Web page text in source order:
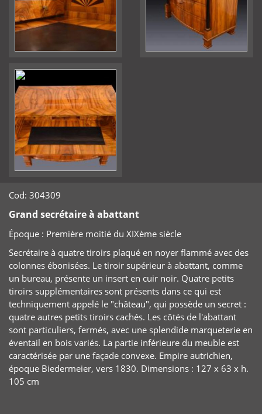
Cod: 304309
Grand secrétaire à abattant
Époque : Première moitié du XIXème siècle
Secrétaire à quatre tiroirs plaqué en noyer flammé avec des
colonnes ébonisées. Le tiroir supérieur à abattant, comme
un bureau, présente un insert en cuir noir. Quatre petits
tiroirs supplémentaires sont présents dans ce qui est
techniquement appelé le "château", qui possède un secret :
quatre autres petits tiroirs cachés. Les côtés de l'abattant
sont particuliers, fermés, avec une splendide marqueterie en
éventail en bois variés. La partie inférieure du meuble est
caractérisée par une façade convexe. Empire autrichien,
époque Biedermeier, vers 1830. Dimensions : 127 x 63 x h.
105 cm